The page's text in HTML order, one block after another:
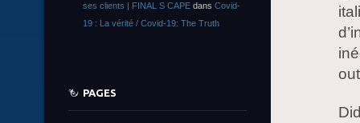
ses clients | FINAL S CAPE dans Covid-
19 : La vérité / Covid-19: The Truth
PAGES